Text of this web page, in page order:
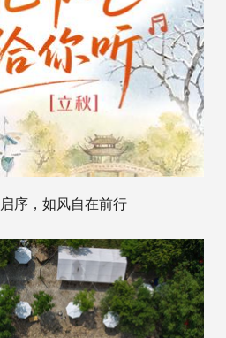
序，如风自在前行